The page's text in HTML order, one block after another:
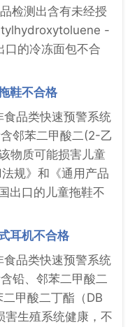
检测出含有未经授
-
口的冷冻面包不合
鞋不合格
品类快速预警系统
邻苯二甲酸二(2-乙
物质可能损害儿童
规》和《通用产品
出口的儿童拖鞋不
耳机不合格
品类快速预警系统
铅、邻苯二甲酸二
甲酸二丁酯（DB
害生殖系统健康，不